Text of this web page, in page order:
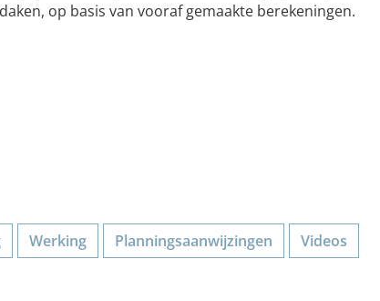
op basis van vooraf gemaakte berekeningen.
Werking Planningsaanwijzingen
Videos